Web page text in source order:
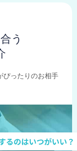
う
ぴったりのお相手